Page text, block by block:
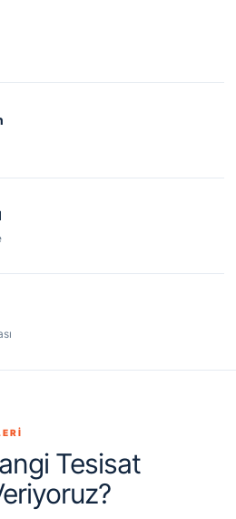
Tesisat